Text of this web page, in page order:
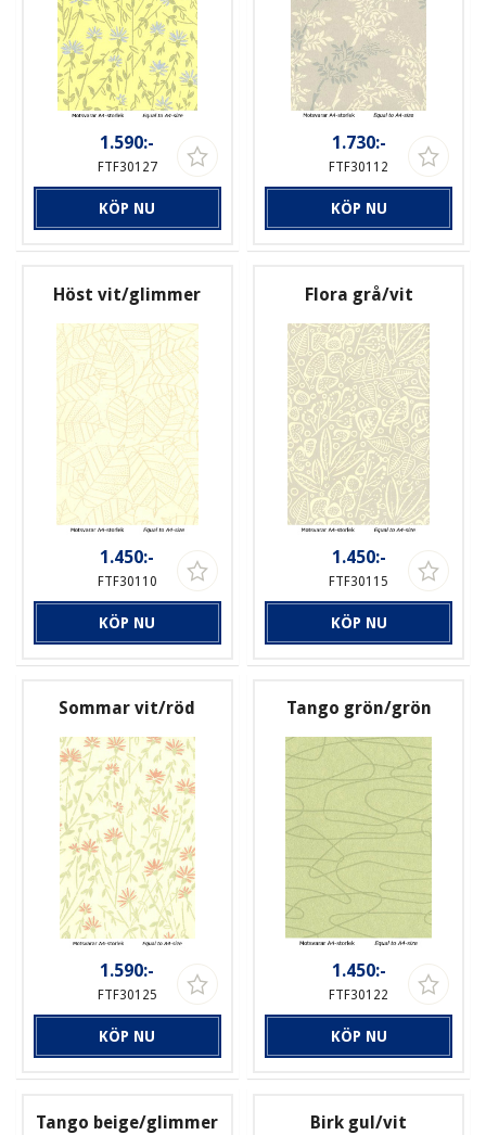
1.590:-
FTF30127
KÖP NU
1.730:-
FTF30112
KÖP NU
Höst vit/glimmer
1.450:-
FTF30110
KÖP NU
Flora grå/vit
1.450:-
FTF30115
KÖP NU
Sommar vit/röd
1.590:-
FTF30125
KÖP NU
Tango grön/grön
1.450:-
FTF30122
KÖP NU
Tango beige/glimmer Birk gul/vit